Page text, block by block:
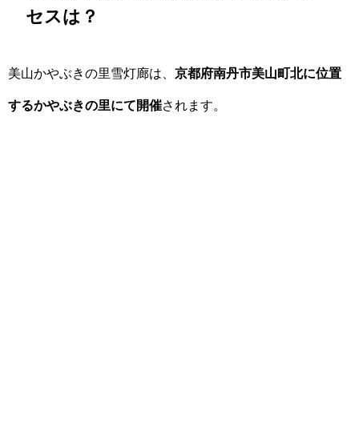
セスは？
美山かやぶきの里雪灯廊は、 京都府南丹市美山町北に位置
するかやぶきの里にて開催されます。